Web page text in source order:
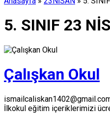
5. SINIF 23
Çalışkan Okul
İlkokul eğitim içeriklerimizi